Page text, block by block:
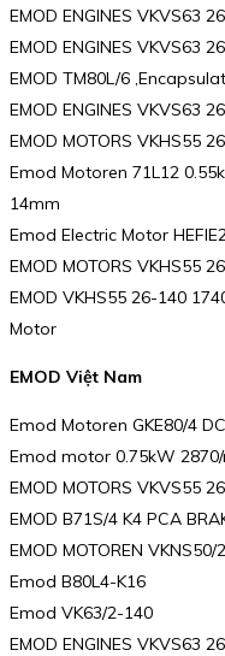
EMOD ENGINES VKVS63
EMOD ENGINES VKVS63
EMOD TM80L/6
EMOD ENGINES VKVS63
EMOD MOTORS VKHS55
Emod Motoren 71L12
14mm
Emod Electric Motor
EMOD MOTORS VKHS55
EMOD VKHS55 26-140
Motor
EMOD Việt Nam
Emod Motoren GKE80/4
Emod motor 0.75kW
EMOD MOTORS VKVS55
EMOD B71S/4 K4 PCA
EMOD MOTOREN
Emod B80L4-K16
Emod VK63/2-140
EMOD ENGINES VKVS63